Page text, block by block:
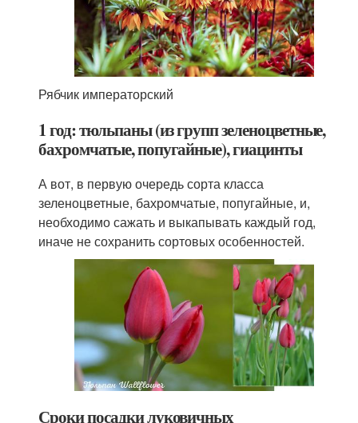
Рябчик императорский
1 год: тюльпаны (из групп зеленоцветные,
бахромчатые, попугайные), гиацинты
А вот, в первую очередь сорта класса
зеленоцветные, бахромчатые, попугайные, и,
необходимо сажать и выкапывать каждый год,
иначе не сохранить сортовых особенностей.
Сроки посадки луковичных